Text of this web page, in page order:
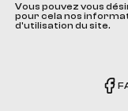
Vous pouvez vous
pour cela nos
d'utilisation du site.